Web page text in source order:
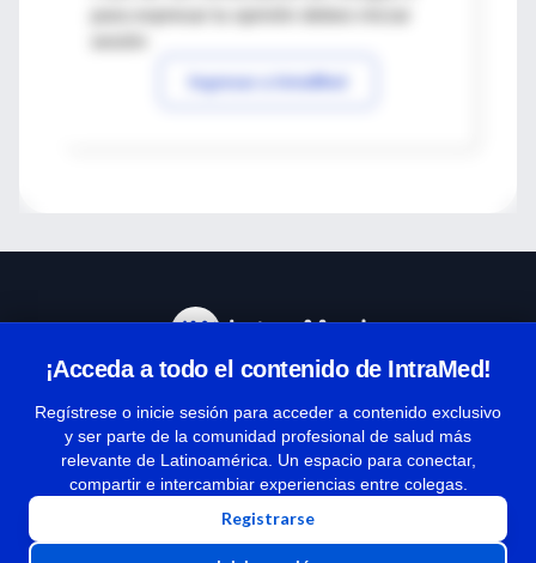
Ingresar a IntraMed
¡Acceda a todo el contenido de IntraMed!
Regístrese o inicie sesión para acceder a contenido exclusivo
y ser parte de la comunidad profesional de salud más
relevante de Latinoamérica. Un espacio para conectar,
compartir e intercambiar experiencias entre colegas.
Registrarse
Términos y condiciones
| Políticas de privacidad
| Todos los derechos reservados | Copyright 1997-2026